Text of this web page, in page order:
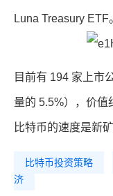
Luna Treasury ETF
目前有 194 家上市
量的 5.5%），价值
比特币的速度是新
比特币投资策略
济